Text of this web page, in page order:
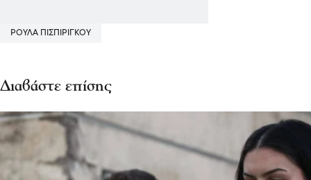
ΡΟΥΛΑ ΠΙΣΠΙΡΙΓΚΟΥ
Διαβάστε επίσης